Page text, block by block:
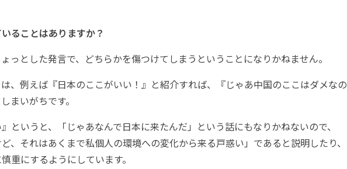
ることはありますか？
っとした発言で、どちらかを傷つけてしまうということになりかねません。
、例えば『日本のここがいい！』と紹介すれば、『じゃあ中国のここはダメなの
まいがちです。
というと、「じゃあなんで日本に来たんだ」という話にもなりかねないので、
、それはあくまで私個人の環境への変化から来る戸惑い」であると説明したり、
重にするようにしています。